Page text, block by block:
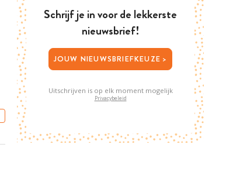
Schrijf je in voor de lekkerste
nieuwsbrief!
JOUW NIEUWSBRIEFKEUZE >
Uitschrijven is op elk moment mogelijk
Privacybeleid